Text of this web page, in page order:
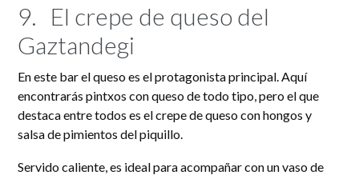
9. El crepe de queso del
Gaztandegi
En este bar el queso es el protagonista principal. Aquí
encontrarás pintxos con queso de todo tipo, pero el que
destaca entre todos es el crepe de queso con hongos y
salsa de pimientos del piquillo.
Servido caliente, es ideal para acompañar con un vaso de